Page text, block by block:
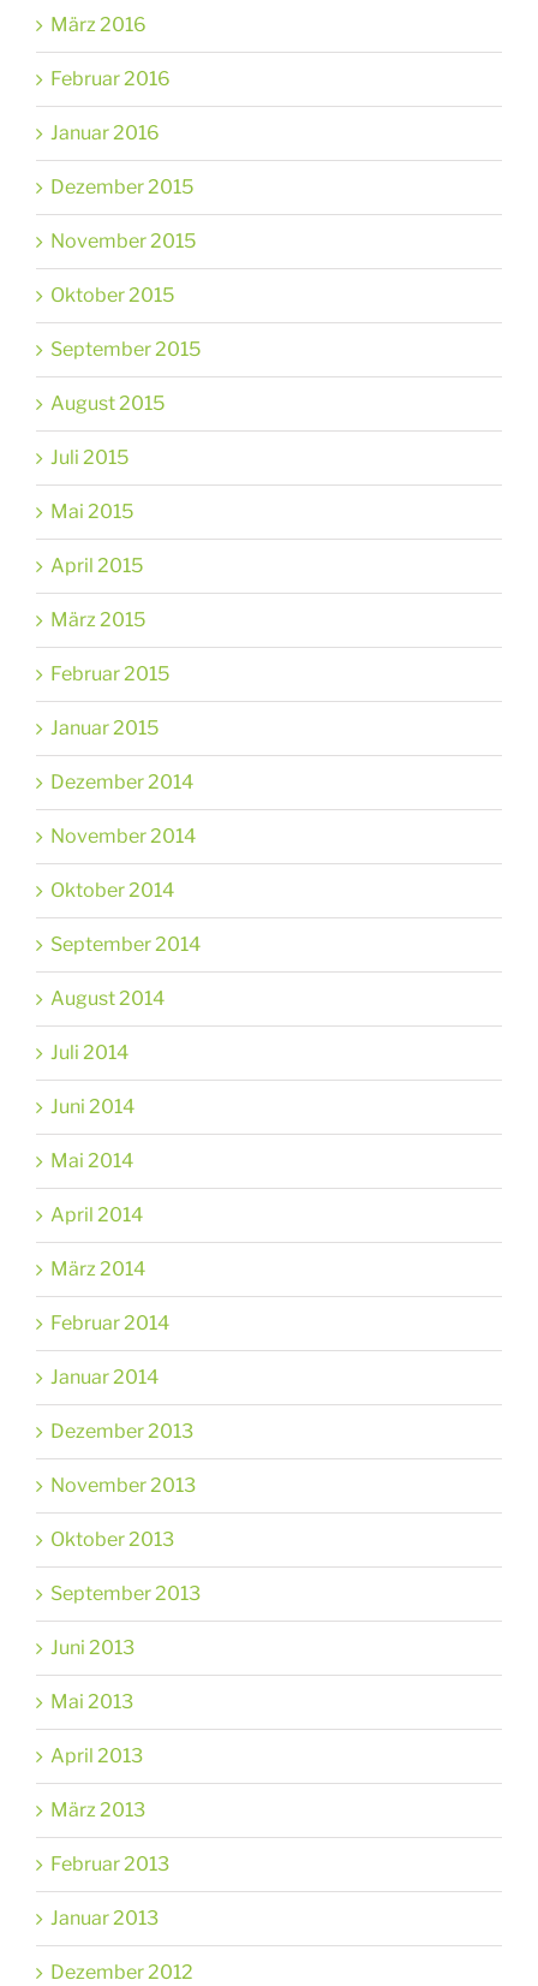
März 2016
Februar 2016
Januar 2016
Dezember 2015
November 2015
Oktober 2015
September 2015
August 2015
Juli 2015
Mai 2015
April 2015
März 2015
Februar 2015
Januar 2015
Dezember 2014
November 2014
Oktober 2014
September 2014
August 2014
Juli 2014
Juni 2014
Mai 2014
April 2014
März 2014
Februar 2014
Januar 2014
Dezember 2013
November 2013
Oktober 2013
September 2013
Juni 2013
Mai 2013
April 2013
März 2013
Februar 2013
Januar 2013
Dezember 2012